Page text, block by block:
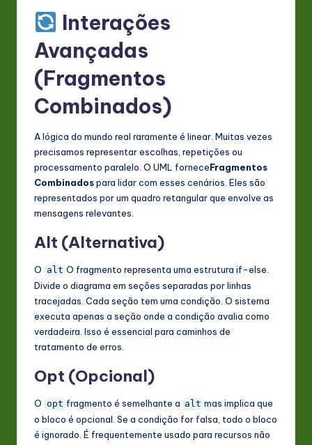
Interações
Avançadas
(Fragmentos
Combinados)
A lógica do mundo real raramente é linear. Muitas vezes
precisamos representar escolhas, repetições ou
processamento paralelo. O UML forneceFragmentos
Combinadospara lidar com esses cenários. Eles são
representados por um quadro retangular que envolve as
mensagens relevantes.
Alt (Alternativa)
O alt O fragmento representa uma estrutura if-else.
Divide o diagrama em seções separadas por linhas
tracejadas. Cada seção tem uma condição. O sistema
executa apenas a seção onde a condição avalia como
verdadeira. Isso é essencial para caminhos de
tratamento de erros.
Opt (Opcional)
O opt fragmento é semelhante a alt mas implica que
o bloco é opcional. Se a condição for falsa, todo o bloco
é ignorado. É frequentemente usado para recursos não